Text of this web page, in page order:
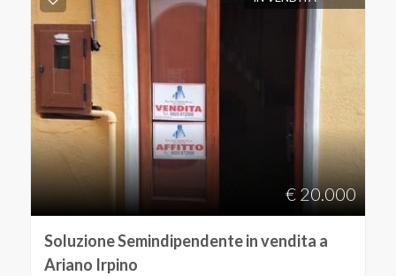
€ 20.000
Soluzione Semindipendente in vendita a
Ariano Irpino